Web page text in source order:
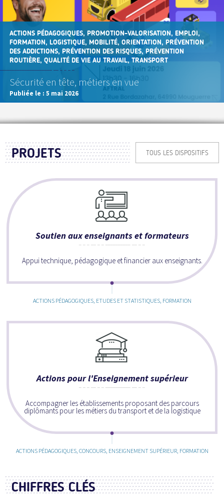
ACTIONS PÉDAGOGIQUES, PROMOTION-VALORISATION, EMPLOI,
FORMATION, LOGISTIQUE, MOBILITÉ, ORIENTATION, PRÉVENTION
DES ADDICTIONS, PRÉVENTION DES RISQUES, PRÉVENTION
ROUTIÈRE, QUALITÉ DE VIE AU TRAVAIL, TRANSPORT
Sécurité en tête, métiers en vue
Publiée le : 5 mai 2026
PROJETS TOUS LES DISPOSITIFS
Soutien aux enseignants et formateurs
Appui technique, pédagogique et financier aux enseignants.
ACTIONS PÉDAGOGIQUES, ETUDES ET STATISTIQUES, FORMATION
Actions pour l'Enseignement supérieur
Accompagner les établissements proposant des parcours
diplômants pour les métiers du transport et de la logistique
ACTIONS PÉDAGOGIQUES, CONCOURS, ENSEIGNEMENT SUPÉRIEUR, FORMATION
CHIFFRES CLÉS